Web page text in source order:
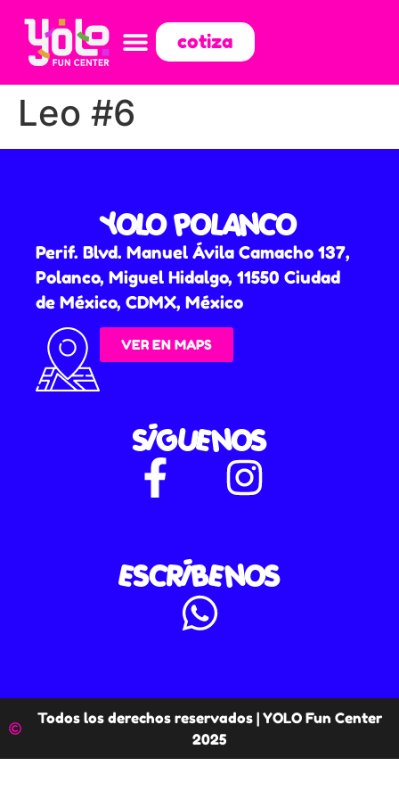
cotiza
Leo #6
YOLO POLANCO
Perif. Blvd. Manuel Ávila Camacho 137,
Polanco, Miguel Hidalgo, 11550 Ciudad
de México, CDMX, México
VER EN MAPS
SÍGUENOS
ESCRÍBENOS
Todos los derechos reservados | YOLO Fun Center
2025